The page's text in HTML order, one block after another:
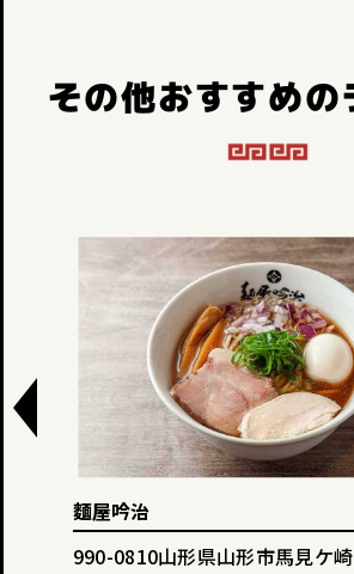
その他おすすめの
麵屋吟治
990-0810山形県山形市馬見ケ